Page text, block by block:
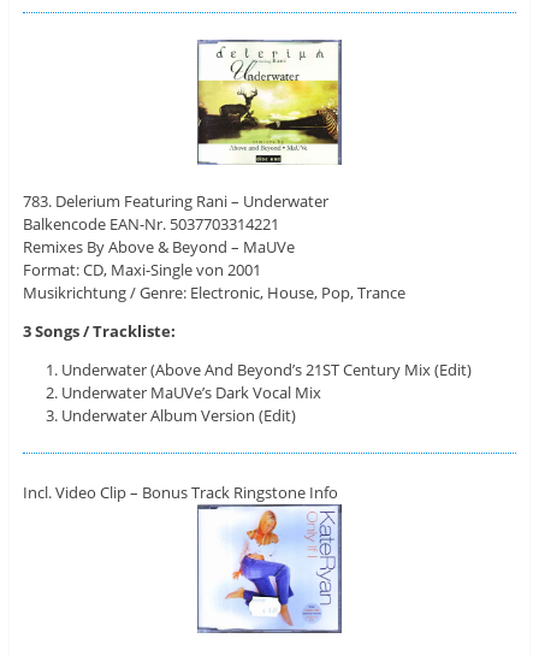
783. Delerium Featuring Rani ‎– Underwater
Balkencode EAN-Nr. 5037703314221
Remixes By Above & Beyond – MaUVe
Format: CD, Maxi-Single von 2001
Musikrichtung / Genre: Electronic, House, Pop, Trance
3 Songs / Trackliste:
Underwater (Above And Beyond’s 21ST Century Mix (Edit)
Underwater MaUVe’s Dark Vocal Mix
Underwater Album Version (Edit)
Incl. Video Clip – Bonus Track Ringstone Info